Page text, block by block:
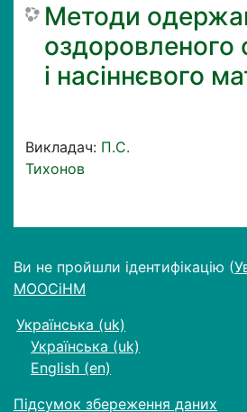
Методи
оздоровленого
і насіннєвого
Викладач: П.С.
Тихонов
Ви не пройшли ідентифікацію (
МООСіНМ
Українська ‎(uk)‎
Українська ‎(uk)‎
English ‎(en)‎
Підсумок збереження даних